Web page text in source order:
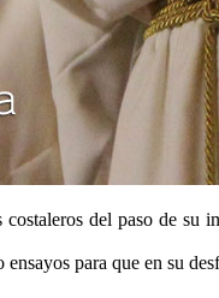
del paso de
para que en su